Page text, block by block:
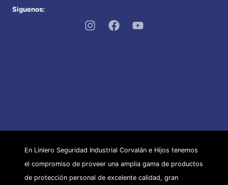
Siguenos:
En Liniero Seguridad Industrial Corvalán e Hijos tenemos
el compromiso de proveer una amplia gama de productos
de protección personal de excelente calidad, gran